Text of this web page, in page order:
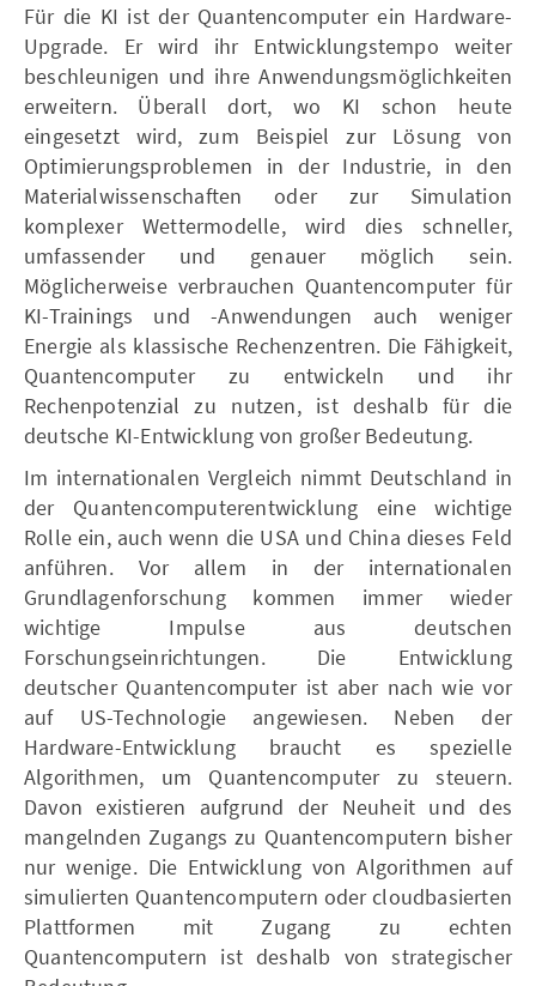
Für die KI ist der Quantencomputer ein Hardware-
Upgrade. Er wird ihr Entwicklungstempo weiter
beschleunigen und ihre Anwendungsmöglichkeiten
erweitern. Überall dort, wo KI schon heute
eingesetzt wird, zum Beispiel zur Lösung von
Optimierungsproblemen in der Industrie, in den
Materialwissenschaften oder zur Simulation
komplexer Wettermodelle, wird dies schneller,
umfassender und genauer möglich sein.
Möglicherweise verbrauchen Quantencomputer für
KI-Trainings und -Anwendungen auch weniger
Energie als klassische Rechenzentren. Die Fähigkeit,
Quantencomputer zu entwickeln und ihr
Rechenpotenzial zu nutzen, ist deshalb für die
deutsche KI-Entwicklung von großer Bedeutung.
Im internationalen Vergleich nimmt Deutschland in
der Quantencomputerentwicklung eine wichtige
Rolle ein, auch wenn die USA und China dieses Feld
anführen. Vor allem in der internationalen
Grundlagenforschung kommen immer wieder
wichtige Impulse aus deutschen
Forschungseinrichtungen. Die Entwicklung
deutscher Quantencomputer ist aber nach wie vor
auf US-Technologie angewiesen. Neben der
Hardware-Entwicklung braucht es spezielle
Algorithmen, um Quantencomputer zu steuern.
Davon existieren aufgrund der Neuheit und des
mangelnden Zugangs zu Quantencomputern bisher
nur wenige. Die Entwicklung von Algorithmen auf
simulierten Quantencomputern oder cloudbasierten
Plattformen mit Zugang zu echten
Quantencomputern ist deshalb von strategischer